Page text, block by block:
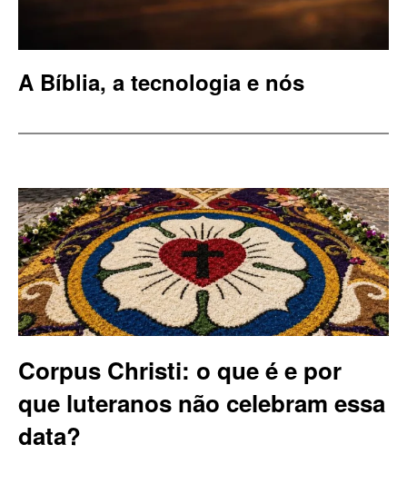
A Bíblia, a tecnologia e nós
Corpus Christi: o que é e por
que luteranos não celebram essa
data?